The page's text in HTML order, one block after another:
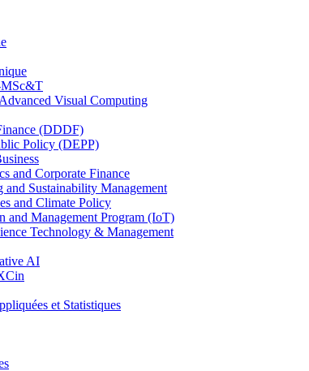
MSc&T
Visual Computing
(DDDF)
Policy (DEPP)
and Corporate Finance
Sustainability Management
and Climate Policy
Management Program (IoT)
Technology & Management
AI
et Statistiques